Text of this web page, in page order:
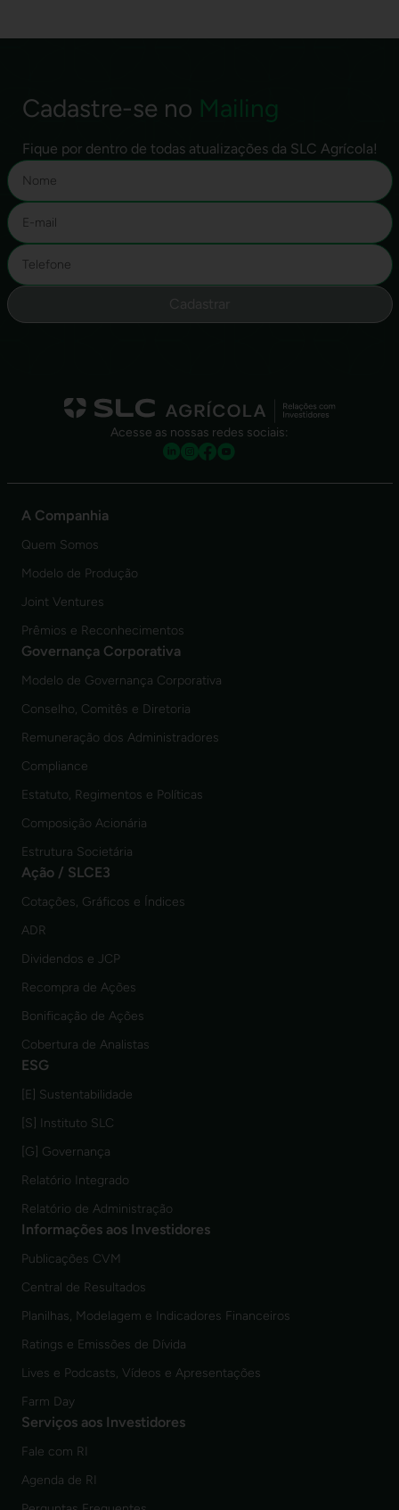
Cadastre-se no Mailing
Fique por dentro de todas atualizações da SLC Agrícola!
Acesse as nossas redes sociais:
A Companhia
Quem Somos
Modelo de Produção
Joint Ventures
Prêmios e Reconhecimentos
Governança Corporativa
Modelo de Governança Corporativa
Conselho, Comitês e Diretoria
Remuneração dos Administradores
Compliance
Estatuto, Regimentos e Políticas
Composição Acionária
Estrutura Societária
Ação / SLCE3
Cotações, Gráficos e Índices
ADR
Dividendos e JCP
Recompra de Ações
Bonificação de Ações
Cobertura de Analistas
ESG
[E] Sustentabilidade
[S] Instituto SLC
[G] Governança
Relatório Integrado
Relatório de Administração
Informações aos Investidores
Publicações CVM
Central de Resultados
Planilhas, Modelagem e Indicadores Financeiros
Ratings e Emissões de Dívida
Lives e Podcasts, Vídeos e Apresentações
Farm Day
Serviços aos Investidores
Fale com RI
Agenda de RI